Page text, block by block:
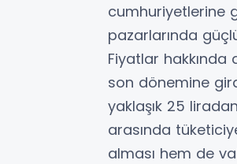
cumhuriyetlerine
pazarlarında
Fiyatlar
son dönemine
yaklaşık 25
arasında
alması hem de